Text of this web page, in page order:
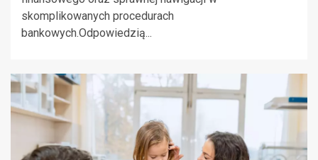
skomplikowanych procedurach
bankowych.Odpowiedzią...